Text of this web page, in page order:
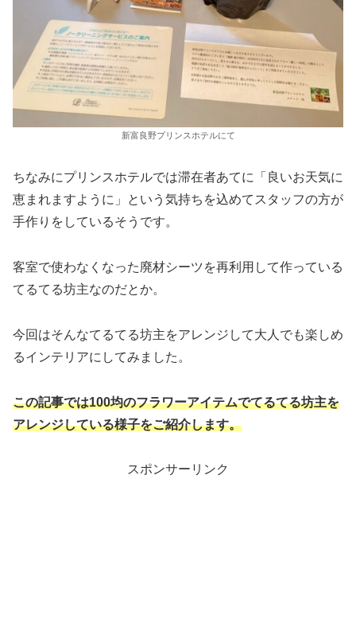
新富良野プリンスホテルにて
ちなみにプリンスホテルでは滞在者あてに「良いお天気に
恵まれますように」という気持ちを込めてスタッフの方が
手作りをしているそうです。
客室で使わなくなった廃材シーツを再利用して作っている
てるてる坊主なのだとか。
今回はそんなてるてる坊主をアレンジして大人でも楽しめ
るインテリアにしてみました。
この記事では100均のフラワーアイテムでてるてる坊主を
アレンジしている様子をご紹介します。
スポンサーリンク